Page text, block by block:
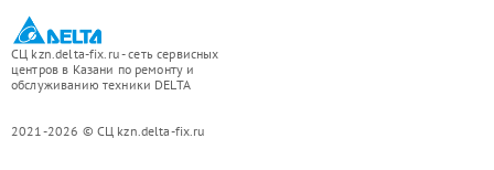
СЦ kzn.delta-fix.ru - сеть сервисных
центров в Казани по ремонту и
обслуживанию техники DELTA
2021-2026 © СЦ kzn.delta-fix.ru